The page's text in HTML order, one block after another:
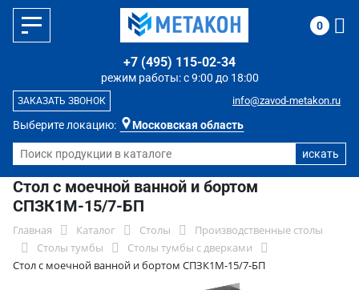
Выберите локацию: Московская область
режим работы: с 9:00 до 18:00
+7 (495) 115-02-34
info@zavod-metakon.ru
ЗАКАЗАТЬ ЗВОНОК
0
Стол с моечной ванной и бортом
СПЗК1М-15/7-БП
Главная Каталог Столы
Производственные столы
Столы тумбы
Столы тумбы с дверками
Стол с моечной ванной и бортом СПЗК1М-15/7-БП